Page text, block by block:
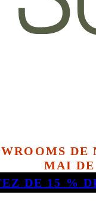
MAI
DE 15 %